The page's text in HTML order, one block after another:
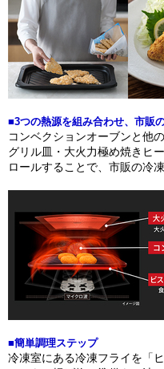
■3つの熱源を組み合わせ、市販
コンベクションオーブンと他
グリル皿・大火力極め焼きヒ
ロールすることで、市販の冷
■簡単調理ステップ
冷凍室にある冷凍フライを「